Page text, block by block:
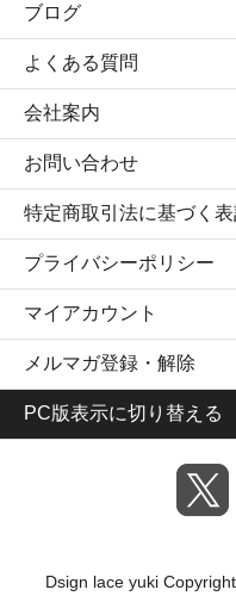
ブログ
よくある質問
会社案内
お問い合わせ
特定商取引法に基づく
プライバシーポリシー
マイアカウント
メルマガ登録・解除
PC版表示に切り替える
Dsign lace yuki